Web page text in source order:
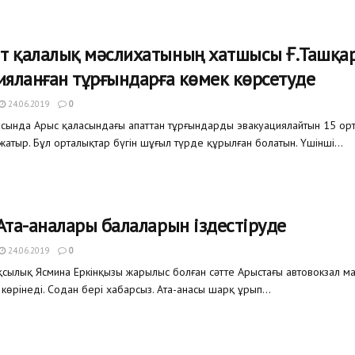
қалалық мәслихатының хатшысы
тұрғындарға көмек көрсетуде
24.06.2019 0
Арыс қаласындағы апаттан тұрғындарды эвакуациялайтын 15
Бұл орталықтар бүгін шұғыл түрде құрылған болатын. Үшінші...
аналары балаларын іздестіруде
24.06.2019 0
Ясмина Еркінқызы жарылыс болған сәтте Арыстағы автовокзал
Содан бері хабарсыз. Ата-анасы шарқ ұрып...